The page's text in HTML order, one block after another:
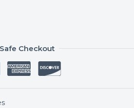
Checkout